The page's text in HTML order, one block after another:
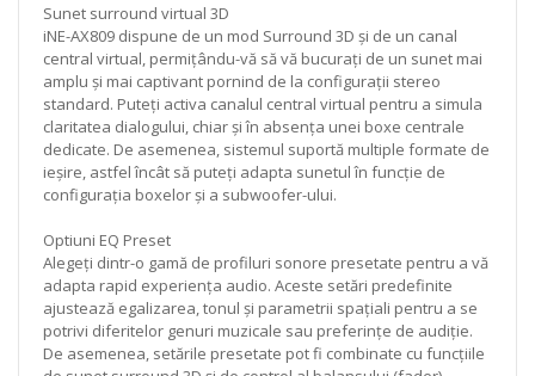
Sunet surround virtual 3D
iNE-AX809 dispune de un mod Surround 3D și de un canal
central virtual, permițându-vă să vă bucurați de un sunet mai
amplu și mai captivant pornind de la configurații stereo
standard. Puteți activa canalul central virtual pentru a simula
claritatea dialogului, chiar și în absența unei boxe centrale
dedicate. De asemenea, sistemul suportă multiple formate de
ieșire, astfel încât să puteți adapta sunetul în funcție de
configurația boxelor și a subwoofer-ului.
Optiuni EQ Preset
Alegeți dintr-o gamă de profiluri sonore presetate pentru a vă
adapta rapid experiența audio. Aceste setări predefinite
ajustează egalizarea, tonul și parametrii spațiali pentru a se
potrivi diferitelor genuri muzicale sau preferințe de audiție.
De asemenea, setările presetate pot fi combinate cu funcțiile